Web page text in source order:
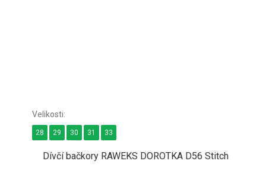
Dívčí bačkory RAWEKS DOROTKA D56 Stitch
28 29 30 31 33